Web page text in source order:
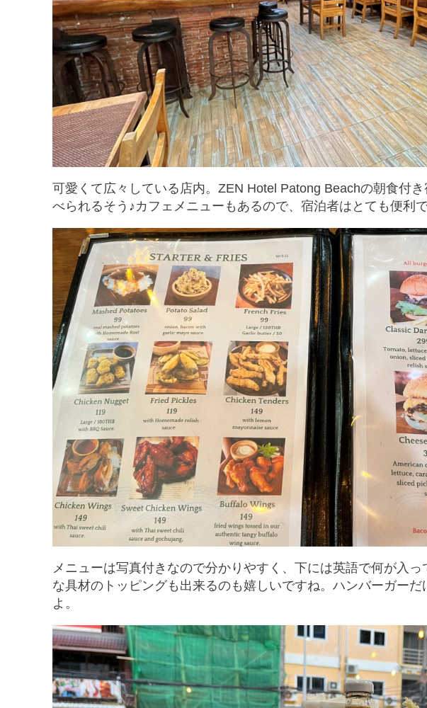
可愛くて広々している店内。ZEN Hotel Patong Beachの朝食付
べられるそう♪カフェメニューもあるので、宿泊者はとても便利で
メニューは写真付きなので分かりやすく、下には英語で何が入
な具材のトッピングも出来るのも嬉しいですね。ハンバーガー
よ。